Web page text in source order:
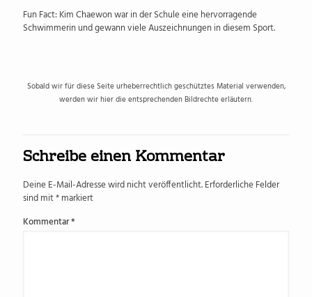
Fun Fact: Kim Chaewon war in der Schule eine hervorragende
Schwimmerin und gewann viele Auszeichnungen in diesem Sport.
Sobald wir für diese Seite urheberrechtlich geschütztes Material verwenden,
werden wir hier die entsprechenden Bildrechte erläutern.
Schreibe einen Kommentar
Deine E-Mail-Adresse wird nicht veröffentlicht.Erforderliche Felder
sind mit*markiert
Kommentar*